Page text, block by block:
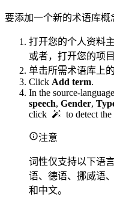
要添加一个新的术语库概
打开您的个人资料
或者，打开您的项
单击所需术语库上的
Click Add term.
In the source-
speech, Gender,
click
to detect
注意
词性仅支持以下语
语、德语、挪威语
和中文。